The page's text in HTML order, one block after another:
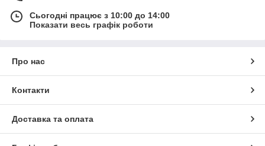
Сьогодні працює з 10:00 до 14:00
Показати весь графік роботи
Про нас
Контакти
Доставка та оплата